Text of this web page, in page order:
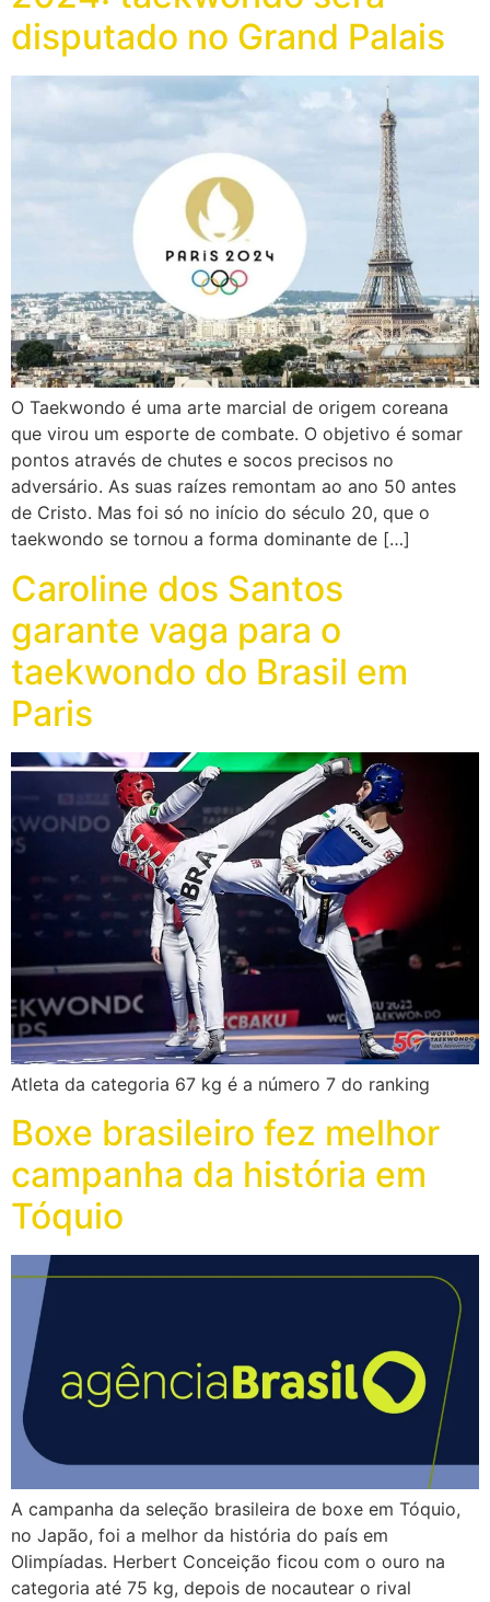
disputado no Grand Palais
O Taekwondo é uma arte marcial de origem coreana
que virou um esporte de combate. O objetivo é somar
pontos através de chutes e socos precisos no
adversário. As suas raízes remontam ao ano 50 antes
de Cristo. Mas foi só no início do século 20, que o
taekwondo se tornou a forma dominante de […]
Caroline dos Santos
garante vaga para o
taekwondo do Brasil em
Paris
Atleta da categoria 67 kg é a número 7 do ranking
Boxe brasileiro fez melhor
campanha da história em
Tóquio
A campanha da seleção brasileira de boxe em Tóquio,
no Japão, foi a melhor da história do país em
Olimpíadas. Herbert Conceição ficou com o ouro na
categoria até 75 kg, depois de nocautear o rival